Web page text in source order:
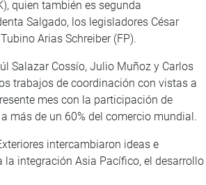
quien también es segunda
Salgado, los legisladores César
Arias Schreiber (FP).
Salazar Cossío, Julio Muñoz y Carlos
trabajos de coordinación con vistas a
mes con la participación de
más de un 60% del comercio mundial.
intercambiaron ideas e
integración Asia Pacífico, el desarrollo